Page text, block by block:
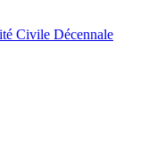
Civile Décennale